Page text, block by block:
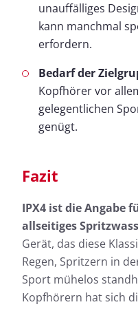
unauffälliges
kann manchmal
erfordern.
Bedarf der
Kopfhörer vor
gelegentlichen
genügt.
Fazit
IPX4 ist die Angabe
allseitiges
Gerät, das diese
Regen, Spritzern in
Sport mühelos
Kopfhörern hat sich